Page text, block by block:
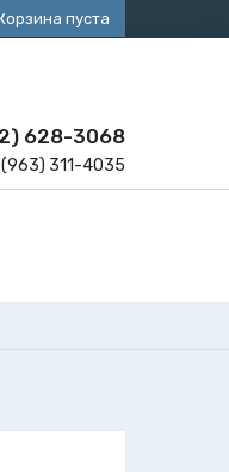
пуста
628-3068
(963) 311-4035